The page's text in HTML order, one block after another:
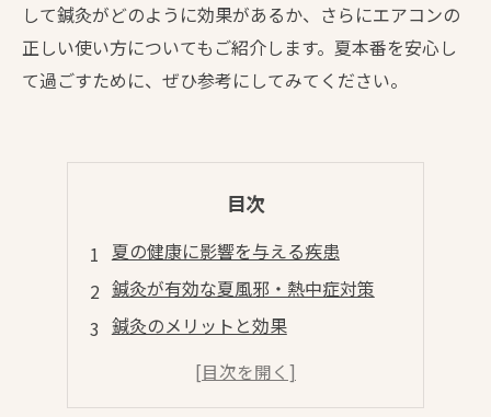
して鍼灸がどのように効果があるか、さらにエアコンの
正しい使い方についてもご紹介します。夏本番を安心し
て過ごすために、ぜひ参考にしてみてください。
目次
夏の健康に影響を与える疾患
鍼灸が有効な夏風邪・熱中症対策
鍼灸のメリットと効果
エアコン使用による注意点